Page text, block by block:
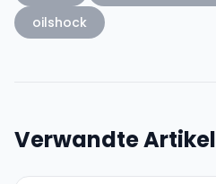
oilshock
Verwandte Artikel